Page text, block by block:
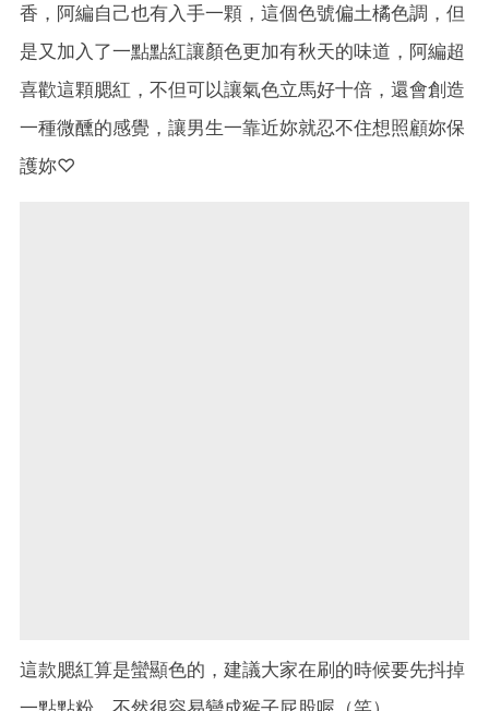
香，阿編自己也有入手一顆，這個色號偏土橘色調，但
是又加入了一點點紅讓顏色更加有秋天的味道，阿編超
喜歡這顆腮紅，不但可以讓氣色立馬好十倍，還會創造
一種微醺的感覺，讓男生一靠近妳就忍不住想照顧妳保
護妳♡
這款腮紅算是蠻顯色的，建議大家在刷的時候要先抖掉